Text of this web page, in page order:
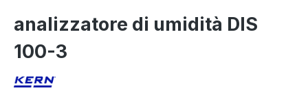
analizzatore di umidità DIS
100-3